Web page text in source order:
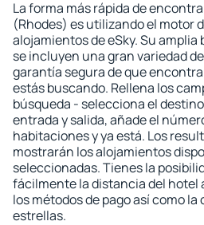
La forma más rápida de
(Rhodes) es utilizando el motor
alojamientos de eSky. Su amplia
se incluyen una gran variedad
garantía segura de que
estás buscando. Rellena los
búsqueda - selecciona el
entrada y salida, añade el
habitaciones y ya está. Los
mostrarán los alojamientos
seleccionadas. Tienes la
fácilmente la distancia del hotel
los métodos de pago así como
estrellas.